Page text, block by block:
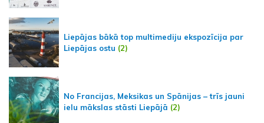
Liepājas bākā top multimediju ekspozīcija par
Liepājas ostu (2)
No Francijas, Meksikas un Spānijas – trīs jauni
ielu mākslas stāsti Liepājā (2)